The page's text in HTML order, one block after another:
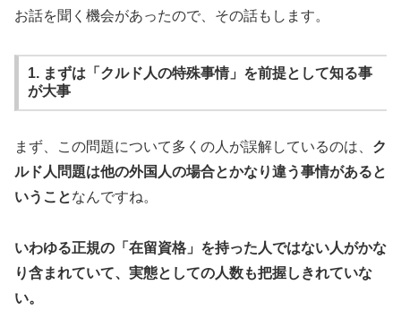
お話を聞く機会があったので、その話もします。
1. まずは「クルド人の特殊事情」を前提として知る事
が大事
まず、この問題について多くの人が誤解しているのは、 ク
ルド人問題は他の外国人の場合とかなり違う事情があると
いうことなんですね。
いわゆる正規の「在留資格」を持った人ではない人がかな
り含まれていて、実態としての人数も把握しきれていな
い。